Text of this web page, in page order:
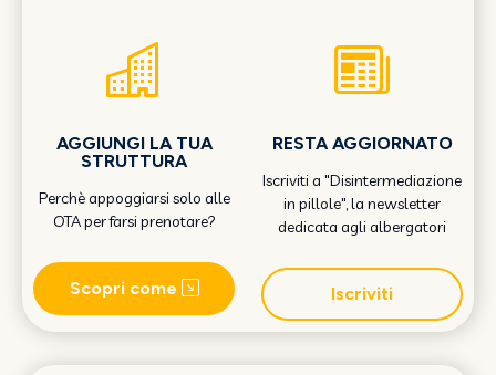
AGGIUNGI LA TUA
STRUTTURA
Perchè appoggiarsi solo alle
OTA per farsi prenotare?
Scopri come
RESTA AGGIORNATO
Iscriviti a "Disintermediazione
in pillole", la newsletter
dedicata agli albergatori
Iscriviti